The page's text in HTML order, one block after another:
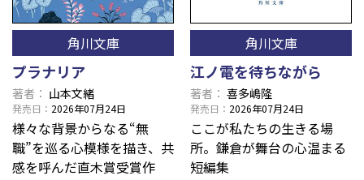
角川文庫
プラナリア
著者 山本文緒
発売日 2026年07月24日
様々な背景からなる“無
職”を巡る心模様を描き、共
感を呼んだ直木賞受賞作
角川文庫
江ノ電を待ちながら
著者 喜多嶋隆
発売日 2026年07月24日
ここが私たちの生きる場
所。鎌倉が舞台の心温まる
短編集